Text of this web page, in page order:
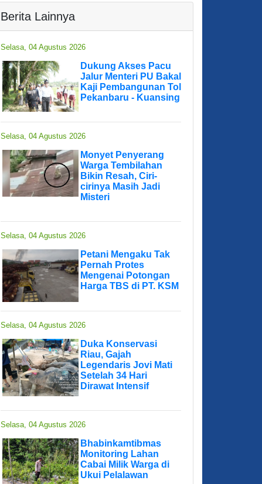
Berita Lainnya
Selasa, 04 Agustus 2026
Dukung Akses Pacu
Jalur Menteri PU Bakal
Kaji Pembangunan Tol
Pekanbaru - Kuansing
Selasa, 04 Agustus 2026
Monyet Penyerang
Warga Tembilahan
Bikin Resah, Ciri-
cirinya Masih Jadi
Misteri
Selasa, 04 Agustus 2026
Petani Mengaku Tak
Pernah Protes
Mengenai Potongan
Harga TBS di PT. KSM
Selasa, 04 Agustus 2026
Duka Konservasi
Riau, Gajah
Legendaris Jovi Mati
Setelah 34 Hari
Dirawat Intensif
Selasa, 04 Agustus 2026
Bhabinkamtibmas
Monitoring Lahan
Cabai Milik Warga di
Ukui Pelalawan